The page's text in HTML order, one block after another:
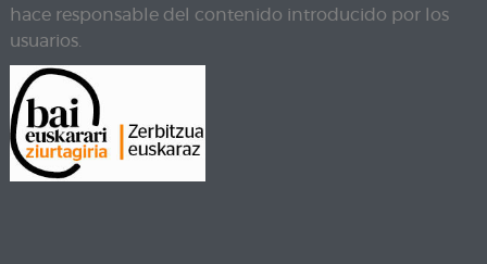
hace responsable del contenido introducido por los
usuarios.